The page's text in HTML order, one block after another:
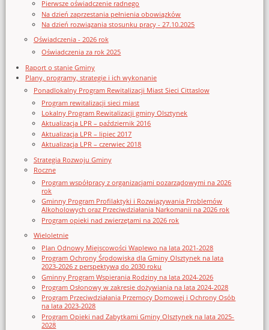
Pierwsze oświadczenie radnego
Na dzień zaprzestania pełnienia obowiązków
Na dzień rozwiązania stosunku pracy - 27.10.2025
Oświadczenia - 2026 rok
Oświadczenia za rok 2025
Raport o stanie Gminy
Plany, programy, strategie i ich wykonanie
Ponadlokalny Program Rewitalizacji Miast Sieci Cittaslow
Program rewitalizacji sieci miast
Lokalny Program Rewitalizacji gminy Olsztynek
Aktualizacja LPR – październik 2016
Aktualizacja LPR – lipiec 2017
Aktualizacja LPR – czerwiec 2018
Strategia Rozwoju Gminy
Roczne
Program współpracy z organizacjami pozarządowymi na 2026
rok
Gminny Program Profilaktyki i Rozwiązywania Problemów
Alkoholowych oraz Przeciwdziałania Narkomanii na 2026 rok
Program opieki nad zwierzętami na 2026 rok
Wieloletnie
Plan Odnowy Miejscowości Waplewo na lata 2021-2028
Program Ochrony Środowiska dla Gminy Olsztynek na lata
2023-2026 z perspektywą do 2030 roku
Gminny Program Wspierania Rodziny na lata 2024-2026
Program Osłonowy w zakresie dożywiania na lata 2024-2028
Program Przeciwdziałania Przemocy Domowej i Ochrony Osób
na lata 2023-2028
Program Opieki nad Zabytkami Gminy Olsztynek na lata 2025-
2028